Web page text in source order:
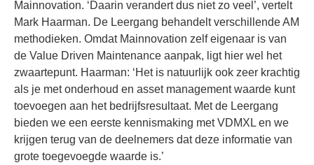
Mainnovation. ‘Daarin verandert dus niet zo veel’, vertelt
Mark Haarman. De Leergang behandelt verschillende AM
methodieken. Omdat Mainnovation zelf eigenaar is van
de Value Driven Maintenance aanpak, ligt hier wel het
zwaartepunt. Haarman: ‘Het is natuurlijk ook zeer krachtig
als je met onderhoud en asset management waarde kunt
toevoegen aan het bedrijfsresultaat. Met de Leergang
bieden we een eerste kennismaking met VDMXL en we
krijgen terug van de deelnemers dat deze informatie van
grote toegevoegde waarde is.’